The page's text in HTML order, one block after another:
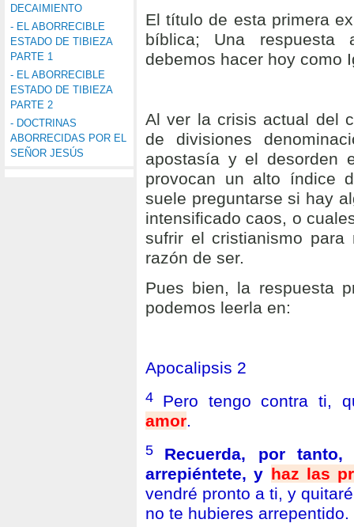
El título de esta primera
bíblica; Una
debemos hacer hoy como
Al ver la crisis actual del
de divisiones
apostasía y el desorden
provocan un alto índice
suele preguntarse si hay
intensificado caos, o
sufrir el cristianismo
razón de ser.
Pues bien, la respuesta
podemos leerla en:
Apocalipsis 2
4 Pero tengo contra ti,
amor.
5 Recuerda, por
arrepiéntete, y haz las
vendré pronto a ti, y
no te hubieres arrepentido.
DECAIMIENTO
- EL ABORRECIBLE
ESTADO DE TIBIEZA
PARTE 1
- EL ABORRECIBLE
ESTADO DE TIBIEZA
PARTE 2
- DOCTRINAS
ABORRECIDAS POR EL
SEÑOR JESÚS